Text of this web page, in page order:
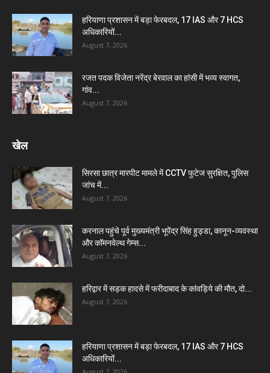
हरियाणा प्रशासन में बड़ा फेरबदल, 17 IAS और 7 HCS
अधिकारियों...
August 7, 2026
रजत पदक विजेता नरेंद्र बेरवाल का हांसी में भव्य स्वागत,
गांव...
August 7, 2026
खेल
सिरसा छात्र मारपीट मामले में CCTV फुटेज सुरक्षित, पुलिस
जांच में...
August 7, 2026
करनाल पहुंचे पूर्व मुख्यमंत्री भूपेंद्र सिंह हुड्डा, कानून-व्यवस्था
और कॉमनवेल्थ गेम्स...
August 7, 2026
हरिद्वार में सड़क हादसे में फरीदाबाद के कांवड़िये की मौत, दो...
August 7, 2026
हरियाणा प्रशासन में बड़ा फेरबदल, 17 IAS और 7 HCS
अधिकारियों...